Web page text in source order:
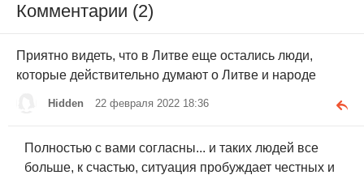
Комментарии (2)
Приятно видеть, что в Литве еще остались люди,
которые действительно думают о Литве и народе
Hidden 22 февраля 2022 18:36
Полностью с вами согласны... и таких людей все
больше, к счастью, ситуация пробуждает честных и